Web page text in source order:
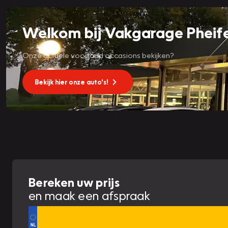
Welkom bij Vakgarage
Onze actuele voorraad occasions bekijken?
Bekijk hier onze auto's!
Bereken uw prijs
en maak een afspraak